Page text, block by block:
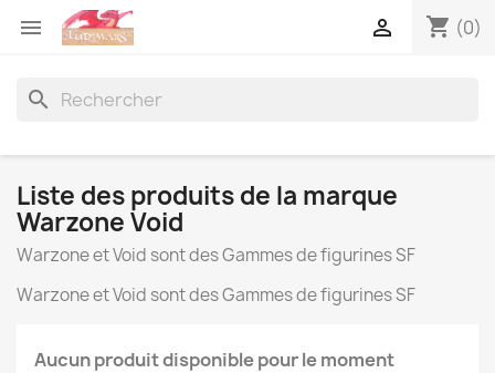
 shopping_cart (0)

search
Liste des produits de la marque
Warzone Void
Warzone et Void sont des Gammes de figurines SF
Warzone et Void sont des Gammes de figurines SF
Aucun produit disponible pour le moment